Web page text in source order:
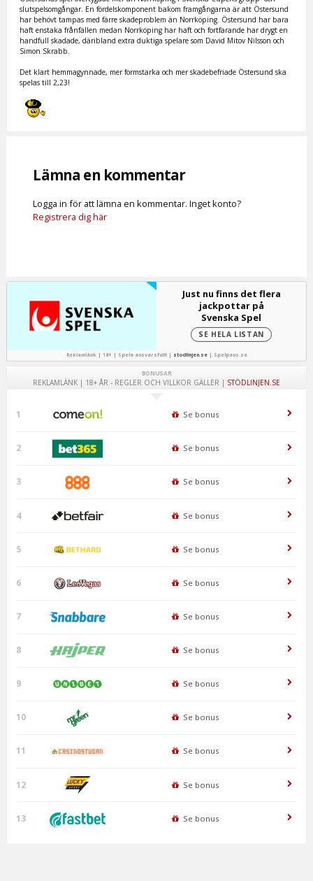
slutspelsomgångar. En fördelskomponent bakom framgångarna är att Östersund
har behövt tampas med färre skadeproblem än Norrköping. Östersund har bara
haft enstaka frånfällen medan Norrköping har haft och fortfarande har drygt en
handfull skadade, däribland extra duktiga spelare som David Mitov Nilsson och
Simon Skrabb.
Det klart hemmagynnade, mer formstarka och mer skadebefriade Östersund ska
spelas till 2,23!
Lämna en kommentar
Logga in för att lämna en kommentar. Inget konto?
Registrera dig här
Just nu finns det flera
jackpottar på
Svenska Spel
SE HELA LISTAN
Reklamlänk | 18+ | Spela ansvarsfullt | stodlinjen.se| Spelpaus.se
BONUSAR
REKLAMLÄNK | 18+ ÅR - REGLER OCH VILLKOR GÄLLER | STÖDLINJEN.SE
1 Se bonus
2 Se bonus
3 Se bonus
4 Se bonus
5 Se bonus
6 Se bonus
7 Se bonus
8 Se bonus
9 Se bonus
10 Se bonus
11 Se bonus
12 Se bonus
13 Se bonus